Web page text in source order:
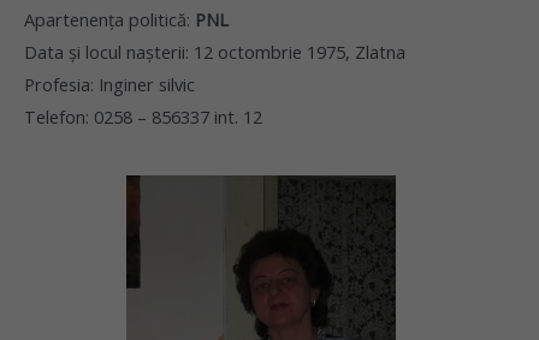
Apartenenţa politică: PNL
Data şi locul naşterii: 12 octombrie 1975, Zlatna
Profesia: Inginer silvic
Telefon: 0258 – 856337 int. 12